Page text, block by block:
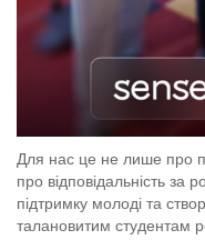
Для нас це не лише про
про відповідальність за
підтримку молоді та
талановитим студентам